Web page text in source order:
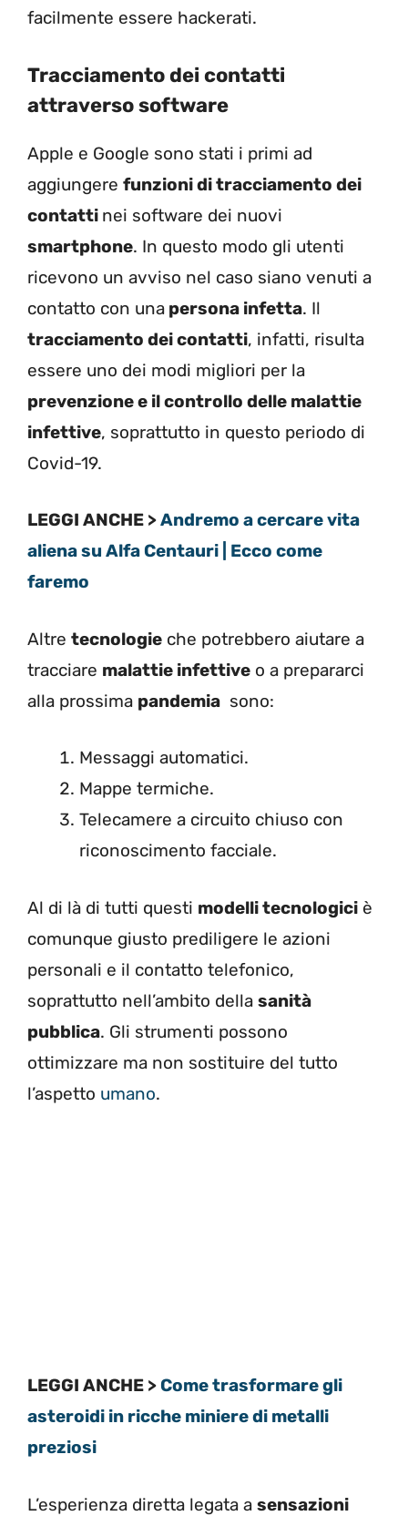
facilmente essere hackerati.
Tracciamento dei contatti
attraverso software
Apple e Google sono stati i primi ad
aggiungere funzioni di tracciamento dei
contatti nei software dei nuovi
smartphone. In questo modo gli utenti
ricevono un avviso nel caso siano venuti a
contatto con una persona infetta. Il
tracciamento dei contatti, infatti, risulta
essere uno dei modi migliori per la
prevenzione e il controllo delle malattie
infettive, soprattutto in questo periodo di
Covid-19.
LEGGI ANCHE >Andremo a cercare vita
aliena su Alfa Centauri | Ecco come
faremo
Altre tecnologie che potrebbero aiutare a
tracciare malattie infettive o a prepararci
alla prossima pandemia sono:
Messaggi automatici.
Mappe termiche.
Telecamere a circuito chiuso con
riconoscimento facciale.
Al di là di tutti questi modelli tecnologici è
comunque giusto prediligere le azioni
personali e il contatto telefonico,
soprattutto nell’ambito della sanità
pubblica. Gli strumenti possono
ottimizzare ma non sostituire del tutto
l’aspetto umano.
LEGGI ANCHE >Come trasformare gli
asteroidi in ricche miniere di metalli
preziosi
L’esperienza diretta legata a sensazioni